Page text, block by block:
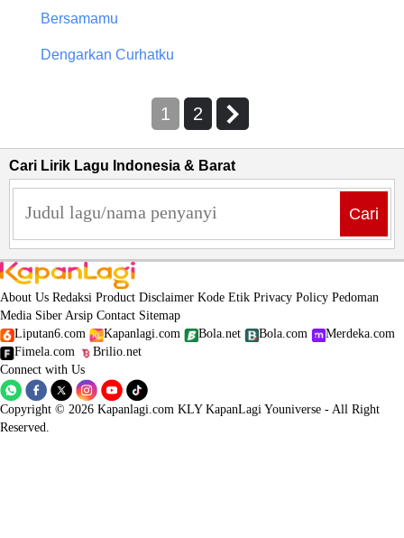
Bersamamu
Dengarkan Curhatku
1 2
Cari Lirik Lagu Indonesia & Barat
Cari
About Us Redaksi Product Disclaimer Kode Etik Privacy Policy Pedoman
Media Siber Arsip Contact Sitemap
Liputan6.com
Kapanlagi.com Bola.net Bola.com
Merdeka.com
Fimela.com
Brilio.net
Connect with Us
Copyright © 2026 Kapanlagi.com KLY KapanLagi Youniverse - All Right
Reserved.